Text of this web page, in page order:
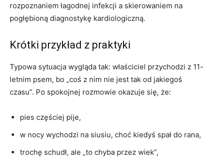
rozpoznaniem łagodnej infekcji a skierowaniem na
pogłębioną diagnostykę kardiologiczną.
Krótki przykład z praktyki
Typowa sytuacja wygląda tak: właściciel przychodzi z 11-
letnim psem, bo „coś z nim nie jest tak od jakiegoś
czasu”. Po spokojnej rozmowie okazuje się, że:
pies częściej pije,
w nocy wychodzi na siusiu, choć kiedyś spał do rana,
trochę schudł, ale „to chyba przez wiek”,